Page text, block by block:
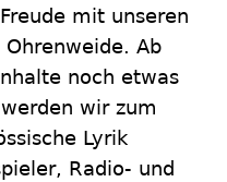
mit unseren
Ab
noch etwas
wir zum
Lyrik
Radio- und